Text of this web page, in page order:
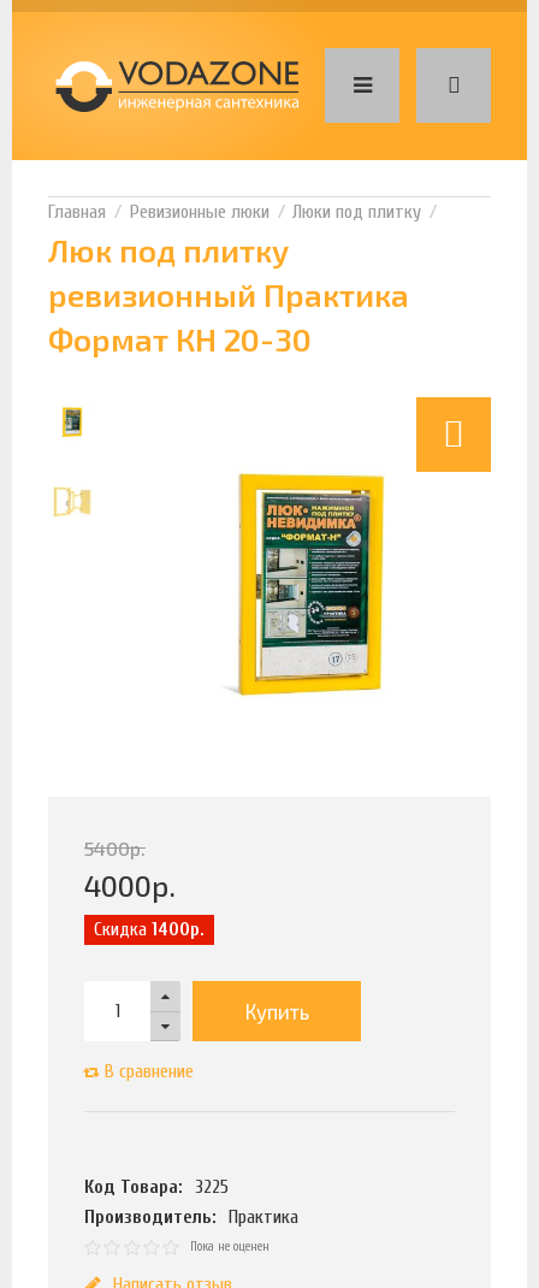
Ревизионные люки Люки под плитку
Люк под плитку
ревизионный Практика
Формат КН 20-30
5400р.
4000р.
Скидка 1400р.
Купить
В сравнение
Код Товара:
3225
Производитель:
Практика
Пока не оценен